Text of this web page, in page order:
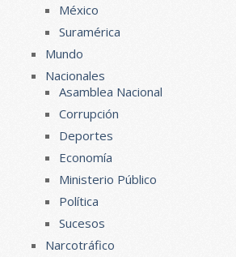
México
Suramérica
Mundo
Nacionales
Asamblea Nacional
Corrupción
Deportes
Economía
Ministerio Público
Política
Sucesos
Narcotráfico